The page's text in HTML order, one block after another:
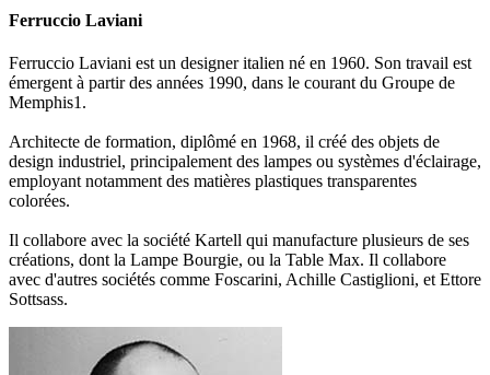
Ferruccio Laviani
Ferruccio Laviani est un designer italien né en 1960. Son travail est
émergent à partir des années 1990, dans le courant du Groupe de
Memphis1.
Architecte de formation, diplômé en 1968, il créé des objets de
design industriel, principalement des lampes ou systèmes d'éclairage,
employant notamment des matières plastiques transparentes
colorées.
Il collabore avec la société Kartell qui manufacture plusieurs de ses
créations, dont la Lampe Bourgie, ou la Table Max. Il collabore
avec d'autres sociétés comme Foscarini, Achille Castiglioni, et Ettore
Sottsass.